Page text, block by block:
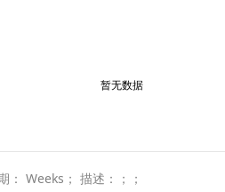
暂无数据
： Weeks； 描述：；；